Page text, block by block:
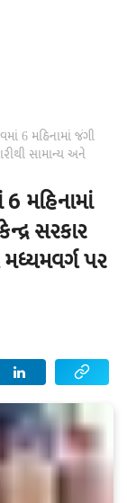
6 મહિનામાં જંગી
સામાન્ય અને
મહિનામાં
સરકાર
મધ્યમવર્ગ પર